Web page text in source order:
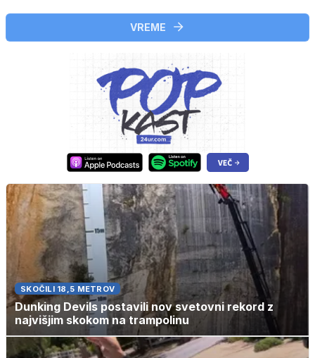
VREME
SKOČILI 18,5 METROV
Dunking Devils postavili nov svetovni rekord z
najvišjim skokom na trampolinu